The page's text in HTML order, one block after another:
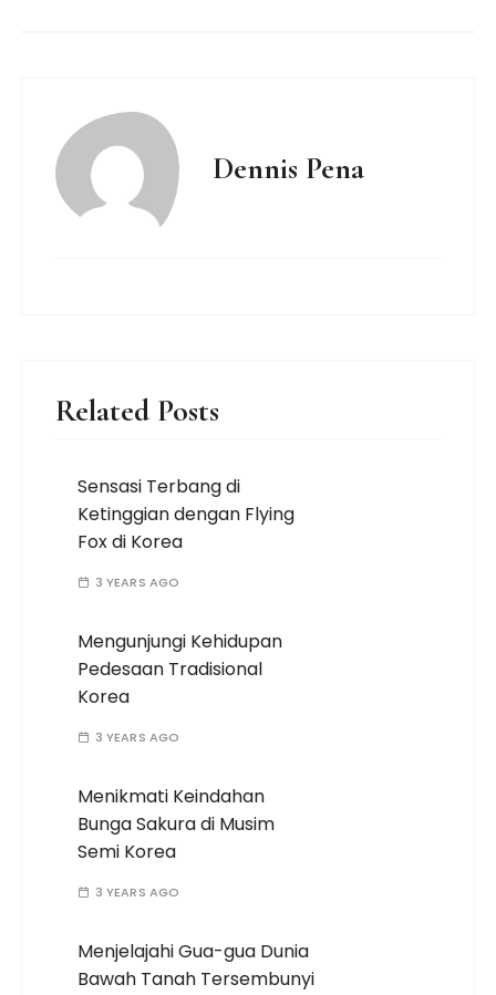
Dennis Pena
Related Posts
Sensasi Terbang di
Ketinggian dengan Flying
Fox di Korea
3 YEARS AGO
Mengunjungi Kehidupan
Pedesaan Tradisional
Korea
3 YEARS AGO
Menikmati Keindahan
Bunga Sakura di Musim
Semi Korea
3 YEARS AGO
Menjelajahi Gua-gua Dunia
Bawah Tanah Tersembunyi